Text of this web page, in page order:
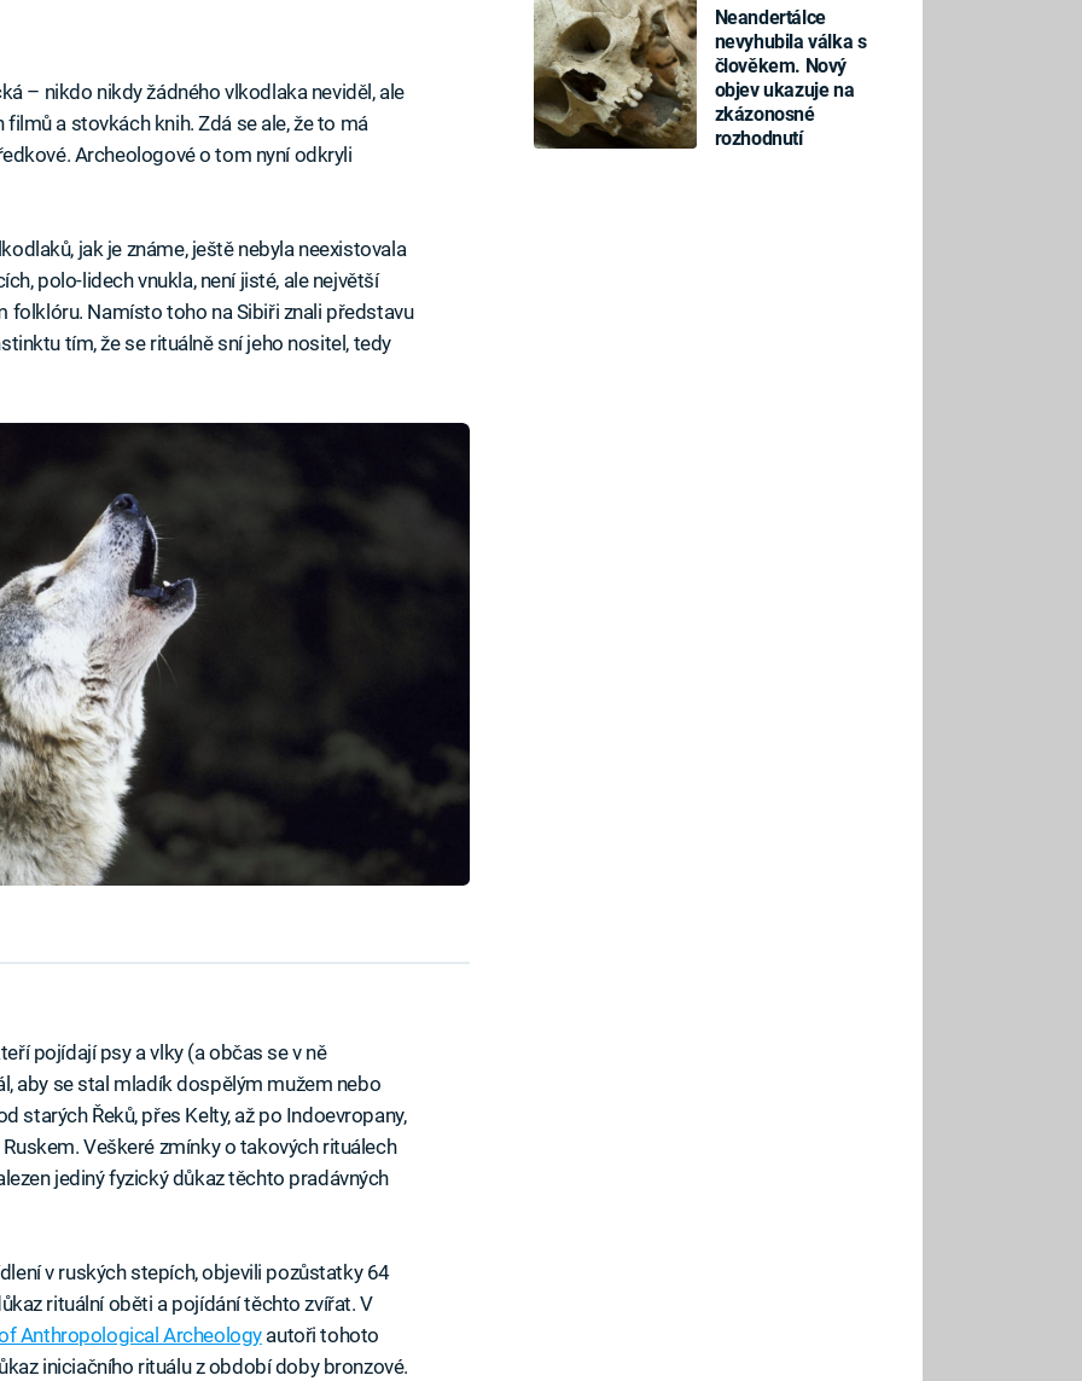
Neandertálce
nevyhubila válka s
člověkem. Nový
objev ukazuje na
zkázonosné
rozhodnutí
– nikdo nikdy žádného vlkodlaka neviděl, ale
a stovkách knih. Zdá se ale, že to má
Archeologové o tom nyní odkryli
jak je známe, ještě nebyla neexistovala
polo-lidech vnukla, není jisté, ale největší
Namísto toho na Sibiři znali představu
tím, že se rituálně sní jeho nositel, tedy
pojídají psy a vlky (a občas se v ně
aby se stal mladík dospělým mužem nebo
starých Řeků, přes Kelty, až po Indoevropany,
Veškeré zmínky o takových rituálech
jediný fyzický důkaz těchto pradávných
v ruských stepích, objevili pozůstatky 64
rituální oběti a pojídání těchto zvířat. V
Anthropological Archeologyautoři tohoto
iniciačního rituálu z období doby bronzové.